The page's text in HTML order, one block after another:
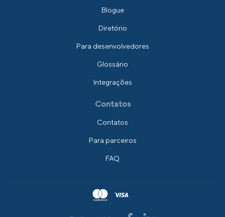
Blogue
Diretório
Para desenvolvedores
Glossário
Integrações
Contatos
Contatos
Para parceiros
FAQ